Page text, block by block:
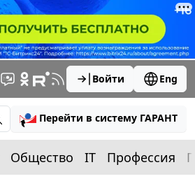
Войти Eng
Перейти в систему ГАРАНТ
Общество IT Профессия